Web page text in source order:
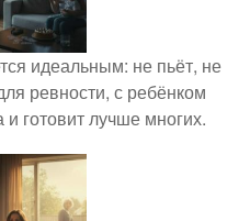
идеальным: не пьёт, не
ревности, с ребёнком
готовит лучше многих.